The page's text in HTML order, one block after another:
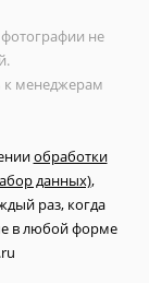
не
к менеджерам
обработки
данных),
раз, когда
в любой форме